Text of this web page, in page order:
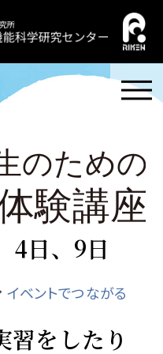
4日、9日
イベントでつながる
習をしたり